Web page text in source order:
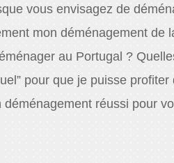
vous envisagez de
mon déménagement de
au Portugal ?
pour que je puisse profiter
réussi pour